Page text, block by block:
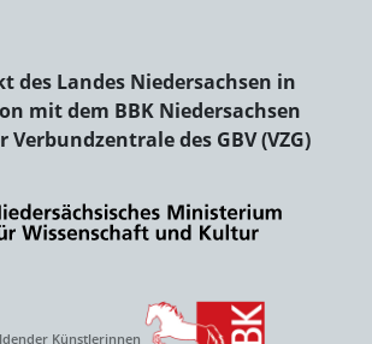
des Landes Niedersachsen in
mit dem BBK Niedersachsen
Verbundzentrale des GBV (VZG)
Künstlerinnen